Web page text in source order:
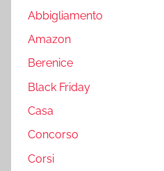
Abbigliamento
Amazon
Berenice
Black Friday
Casa
Concorso
Corsi